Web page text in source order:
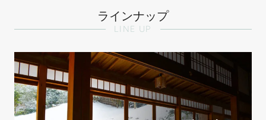
ラインナップ
LINE UP